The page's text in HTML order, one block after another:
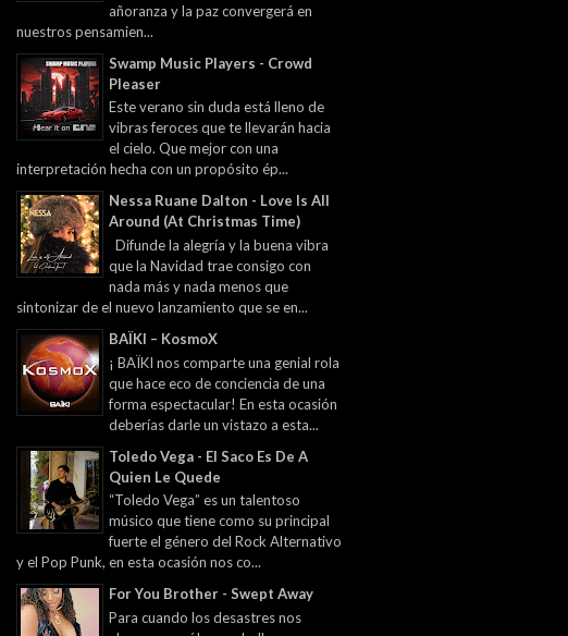
añoranza y la paz convergerá en
nuestros pensamien...
Swamp Music Players - Crowd
Pleaser
Este verano sin duda está lleno de
vibras feroces que te llevarán hacia
el cielo. Que mejor con una
interpretación hecha con un propósito ép...
Nessa Ruane Dalton - Love Is All
Around (At Christmas Time)
Difunde la alegría y la buena vibra
que la Navidad trae consigo con
nada más y nada menos que
sintonizar de el nuevo lanzamiento que se en...
BAÏKI – KosmoX
¡ BAÏKI nos comparte una genial rola
que hace eco de conciencia de una
forma espectacular! En esta ocasión
deberías darle un vistazo a esta...
Toledo Vega - El Saco Es De A
Quien Le Quede
“Toledo Vega” es un talentoso
músico que tiene como su principal
fuerte el género del Rock Alternativo
y el Pop Punk, en esta ocasión nos co...
For You Brother - Swept Away
Para cuando los desastres nos